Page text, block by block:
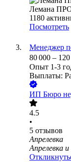
Лемана
1180
Посмотреть
Менеджер
80 000 –
Опыт 1-3
Выплаты:
ИП Бюро
4.5
•
5 отзывов
Апрелевка
Апрелевка и